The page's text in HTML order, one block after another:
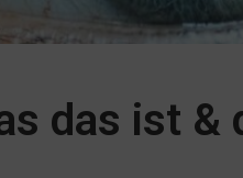
das ist &